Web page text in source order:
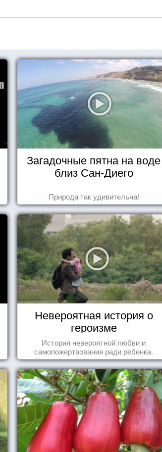
Загадочные пятна на воде
близ Сан-Диего
Природа так удивительна!
Невероятная история о
героизме
История невероятной любви и
самопожертвования ради ребенка.